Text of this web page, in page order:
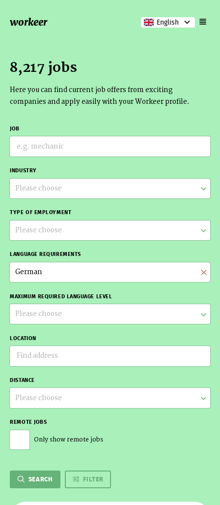
workeer English
8,217 jobs
Here you can find current job offers from exciting
companies and apply easily with your Workeer profile.
JOB
INDUSTRY
Please choose
TYPE OF EMPLOYMENT
Please choose
LANGUAGE REQUIREMENTS
German
MAXIMUM REQUIRED LANGUAGE LEVEL
Please choose
LOCATION
DISTANCE
Please choose
REMOTE JOBS
Only show remote jobs
SEARCH FILTER